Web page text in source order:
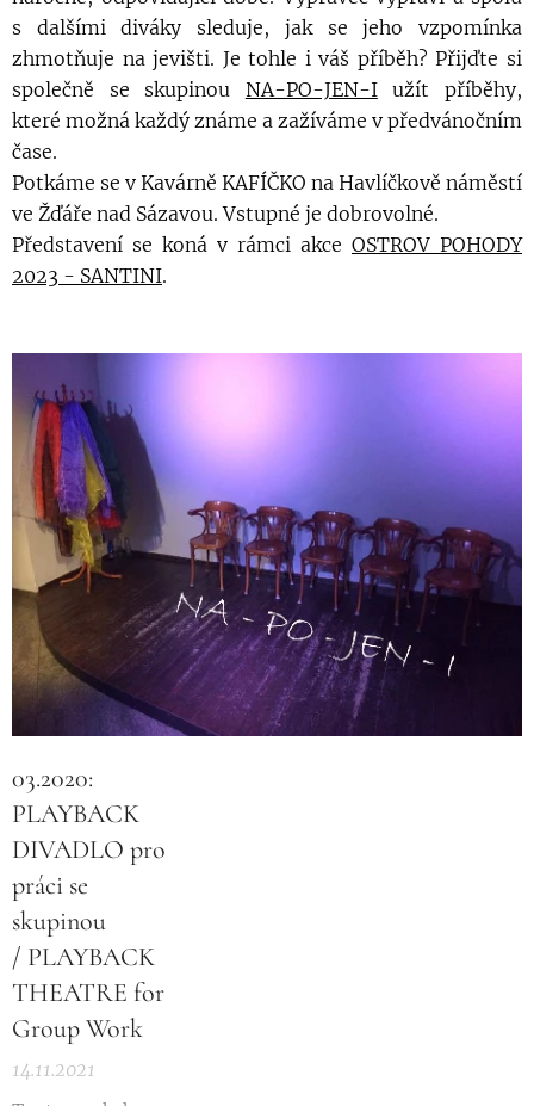
s dalšími diváky sleduje, jak se jeho vzpomínka
zhmotňuje na jevišti. Je tohle i váš příběh? Přijďte si
společně se skupinou NA-PO-JEN-Iužít příběhy,
které možná každý známe a zažíváme v předvánočním
čase.
Potkáme se v Kavárně KAFÍČKO na Havlíčkově náměstí
ve Žďáře nad Sázavou. Vstupné je dobrovolné.
Představení se koná v rámci akce OSTROV POHODY
2023 - SANTINI.
03.2020:
PLAYBACK
DIVADLO pro
práci se
skupinou
/ PLAYBACK
THEATRE for
Group Work
14.11.2021